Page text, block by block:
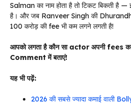
Salman का नाम होता है तो टिकट बिकती है
है। और जब Ranveer Singh की
₹100 करोड़ की fee भी कम लगने लगती है!
आपको लगता है कौन सा actor अपनी fees
Comment में बताएं!
यह भी पढ़ें:
2026 की सबसे ज्यादा कमाई वाली